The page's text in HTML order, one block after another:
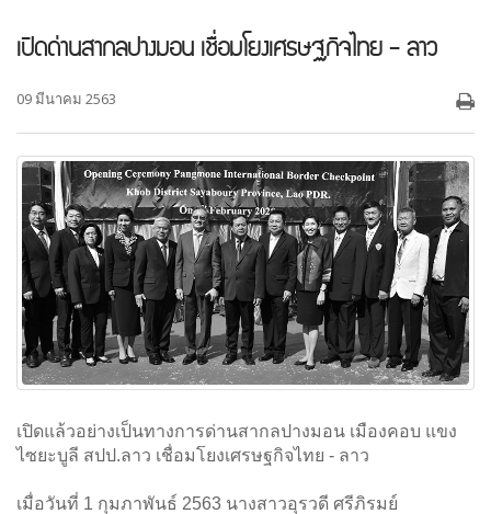
เปิดด่านสากลปางมอน เชื่อมโยงเศรษฐกิจไทย - ลาว
09 มีนาคม 2563
เปิดแล้วอย่างเป็นทางการด่านสากลปางมอน เมืองคอบ แขง
ไซยะบูลี สปป.ลาว เชื่อมโยงเศรษฐกิจไทย - ลาว
เมื่อวันที่ 1 กุมภาพันธ์ 2563 นางสาวอุรวดี ศรีภิรมย์